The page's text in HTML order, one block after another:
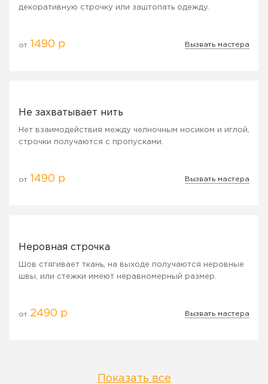
декоративную строчку или заштопать одежду.
от 1490 р Вызвать мастера
Не захватывает нить
Нет взаимодействия между челночным носиком и иглой,
строчки получаются с пропусками.
от 1490 р Вызвать мастера
Неровная строчка
Шов стягивает ткань, на выходе получаются неровные
швы, или стежки имеют неравномерный размер.
от 2490 р Вызвать мастера
Показать все